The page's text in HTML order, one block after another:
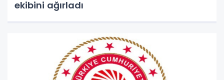
ekibini ağırladı